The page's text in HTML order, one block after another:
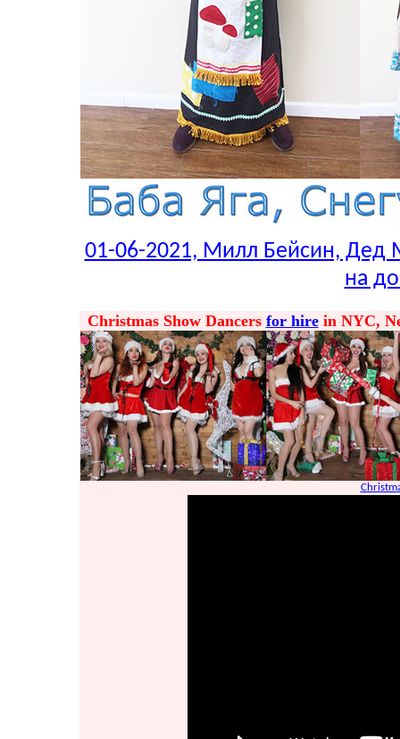
01-06-2021, Милл Бейсин, Дед
на
Christmas Show Dancers for hirein NYC,